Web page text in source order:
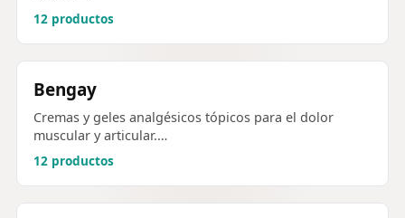
12 productos
Bengay
Cremas y geles analgésicos tópicos para el dolor
muscular y articular.…
12 productos